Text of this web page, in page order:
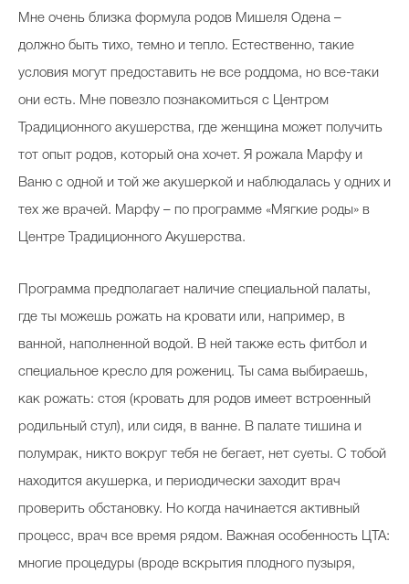
Мне очень близка формула родов Мишеля Одена –
должно быть тихо, темно и тепло. Естественно, такие
условия могут предоставить не все роддома, но все-таки
они есть. Мне повезло познакомиться с Центром
Традиционного акушерства, где женщина может получить
тот опыт родов, который она хочет. Я рожала Марфу и
Ваню с одной и той же акушеркой и наблюдалась у одних и
тех же врачей. Марфу – по программе «Мягкие роды» в
Центре Традиционного Акушерства.
Программа предполагает наличие специальной палаты,
где ты можешь рожать на кровати или, например, в
ванной, наполненной водой. В ней также есть фитбол и
специальное кресло для рожениц. Ты сама выбираешь,
как рожать: стоя (кровать для родов имеет встроенный
родильный стул), или сидя, в ванне. В палате тишина и
полумрак, никто вокруг тебя не бегает, нет суеты. С тобой
находится акушерка, и периодически заходит врач
проверить обстановку. Но когда начинается активный
процесс, врач все время рядом. Важная особенность ЦТА:
многие процедуры (вроде вскрытия плодного пузыря,